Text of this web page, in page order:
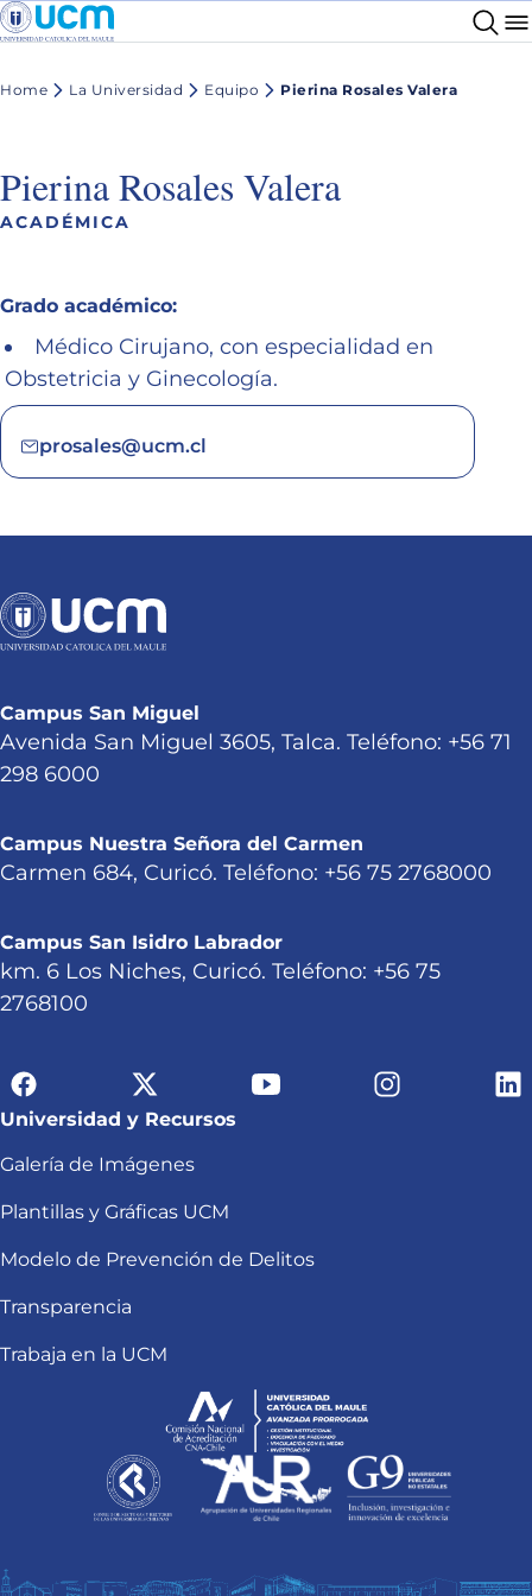
Home La Universidad Equipo Pierina Rosales Valera
Pierina Rosales Valera
ACADÉMICA
Grado académico:
Médico Cirujano, con especialidad en
Obstetricia y Ginecología.
prosales@ucm.cl
Campus San Miguel
Avenida San Miguel 3605, Talca. Teléfono: +56 71
298 6000
Campus Nuestra Señora del Carmen
Carmen 684, Curicó. Teléfono: +56 75 2768000
Campus San Isidro Labrador
km. 6 Los Niches, Curicó. Teléfono: +56 75
2768100
Universidad y Recursos
Galería de Imágenes
Plantillas y Gráficas UCM
Modelo de Prevención de Delitos
Transparencia
Trabaja en la UCM